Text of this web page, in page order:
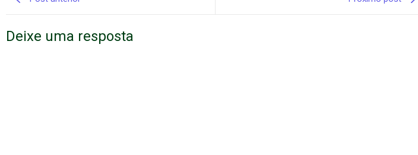
Deixe uma resposta